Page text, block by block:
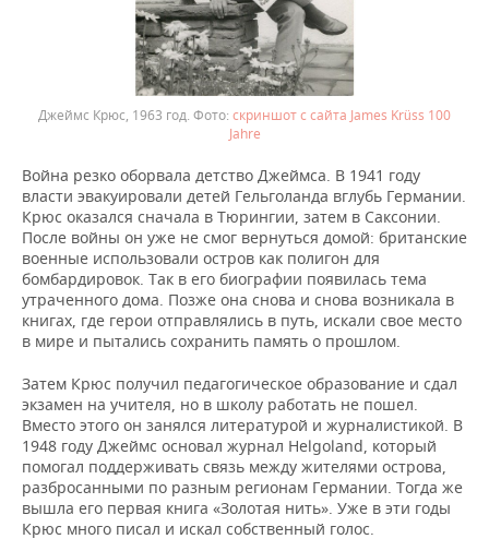
Джеймс Крюс, 1963 год.
скриншот с сайта James Krüss 100
Jahre
Война резко оборвала детство Джеймса. В 1941 году
власти эвакуировали детей Гельголанда вглубь Германии.
Крюс оказался сначала в Тюрингии, затем в Саксонии.
После войны он уже не смог вернуться домой: британские
военные использовали остров как полигон для
бомбардировок. Так в его биографии появилась тема
утраченного дома. Позже она снова и снова возникала в
книгах, где герои отправлялись в путь, искали свое место
в мире и пытались сохранить память о прошлом.
Затем Крюс получил педагогическое образование и сдал
экзамен на учителя, но в школу работать не пошел.
Вместо этого он занялся литературой и журналистикой. В
1948 году Джеймс основал журнал Helgoland, который
помогал поддерживать связь между жителями острова,
разбросанными по разным регионам Германии. Тогда же
вышла его первая книга «Золотая нить». Уже в эти годы
Крюс много писал и искал собственный голос.